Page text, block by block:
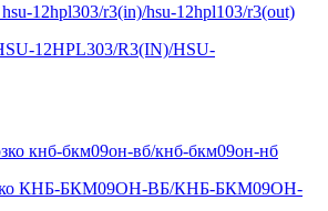
12HPL303/R3(IN)/HSU-
КНБ-БКМ09ОН-ВБ/КНБ-БКМ09ОН-